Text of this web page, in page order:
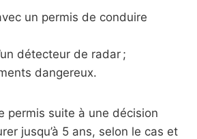
un permis de conduire
détecteur de radar ;
dangereux.
permis suite à une décision
jusqu’à 5 ans, selon le cas et